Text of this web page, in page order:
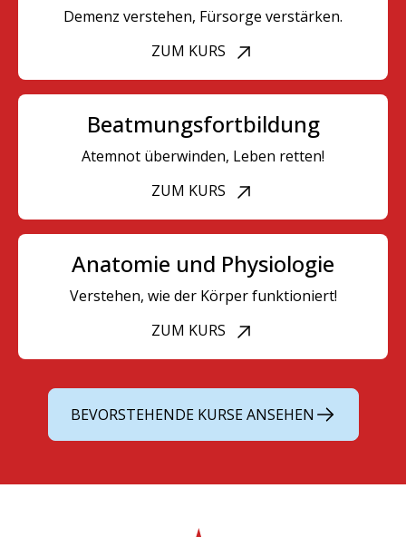
Demenz verstehen, Fürsorge verstärken.
ZUM KURS
Beatmungsfortbildung
Atemnot überwinden, Leben retten!
ZUM KURS
Anatomie und Physiologie
Verstehen, wie der Körper funktioniert!
ZUM KURS
BEVORSTEHENDE KURSE ANSEHEN